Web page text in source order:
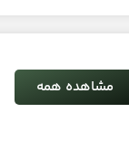
مشاهده همه